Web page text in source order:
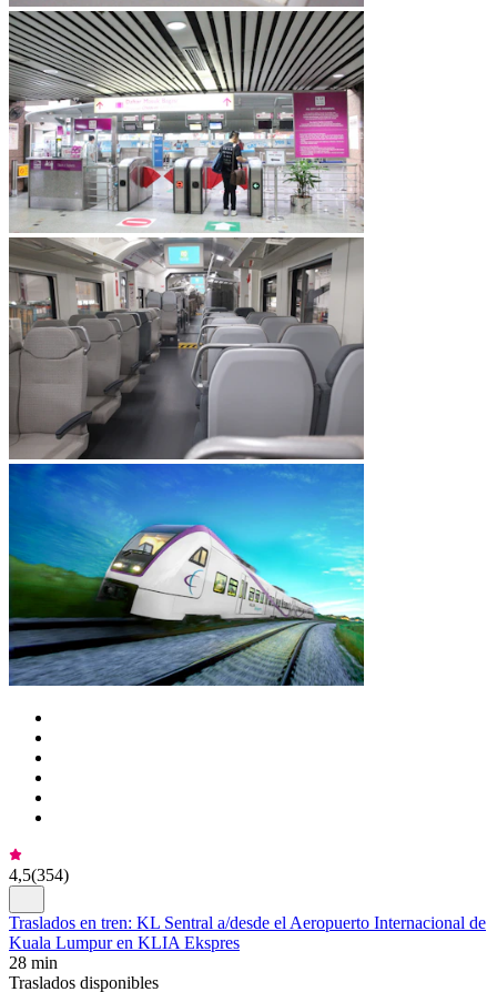
4,5(354)
Traslados en tren: KL Sentral a/desde el Aeropuerto Internacional de
Kuala Lumpur en KLIA Ekspres
28 min
Traslados disponibles